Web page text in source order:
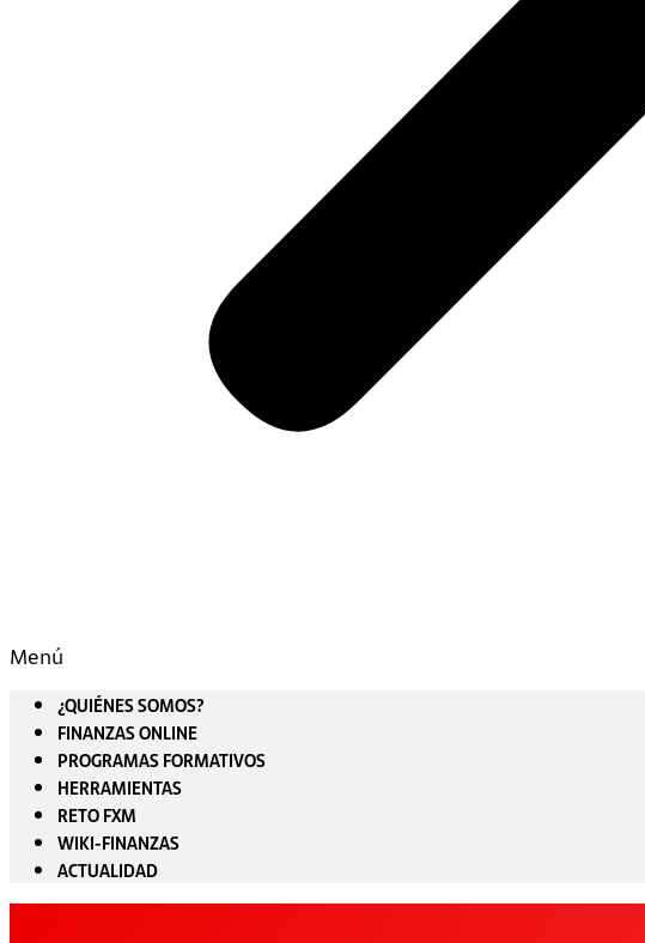
Menú
¿QUIÉNES SOMOS?
FINANZAS ONLINE
PROGRAMAS FORMATIVOS
HERRAMIENTAS
RETO FXM
WIKI-FINANZAS
ACTUALIDAD